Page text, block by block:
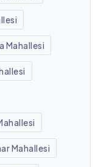
Mahallesi
Mahallesi